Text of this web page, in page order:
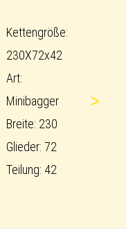
Kettengröße:
230X72x42
Art:
Minibagger
Breite: 230
Glieder: 72
Teilung: 42
>